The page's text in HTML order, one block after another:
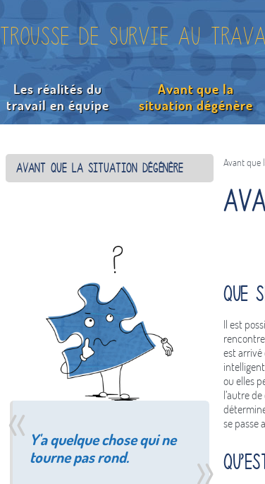
Trousse de survie au
Les réalités du
travail en équipe
Avant que la
situation dégénère
Avant que la situation dégénère
Y'a quelque chose qui ne
tourne pas rond.
Avant que
Que
Il est
est
ou elles
l’autre
se passe